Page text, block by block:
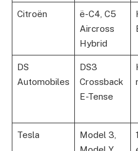
Citroën
ë-C4, C5
Aircross
Hybrid
DS
Automobiles
DS3
Crossback
E-Tense
Tesla
Model 3,